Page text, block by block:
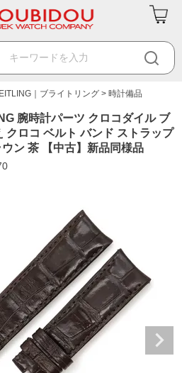
｜ブライトリング 時計備品
腕時計パーツ クロコダイル ブ
クロコ ベルト バンド ストラップ
ン 茶 【中古】新品同様品